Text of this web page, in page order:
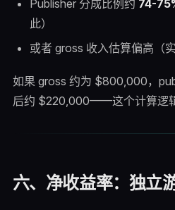
Publisher 分成比例约 74-
此）
或者 gross 收入估算偏高（
如果 gross 约为 $800,000，
后约 $220,000——这个计算逻辑
六、净收益率：独立